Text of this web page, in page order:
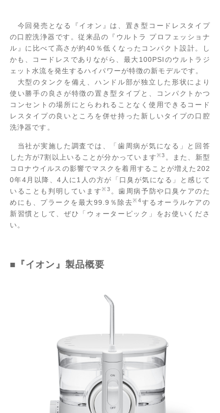
今回発売となる『イオン』は、置き型コードレスタイプ
の口腔洗浄器です。従来品の『ウルトラ プロフェッショナ
ル』に比べて高さが約40％低くなったコンパクト設計。し
かも、コードレスでありながら、最大100PSIのウルトラジ
ェット水流を発生するハイパワーが特徴の新モデルです。
大型のタンクを備え、ハンドル部が独立した形状により
使い勝手の良さが特徴の置き型タイプと、コンパクトかつ
コンセントの場所にとらわれることなく使用できるコード
レスタイプの良いところを併せ持った新しいタイプの口腔
洗浄器です。
当社が実施した調査では、「歯周病が気になる」と回答
した方が7割以上いることが分かっています※3 。また、新型
コロナウイルスの影響でマスクを着用することが増えた202
0年4月以降、4人に1人の方が「口臭が気になる」と感じて
いることも判明しています※3 。歯周病予防や口臭ケアのた
めにも、プラークを最大99.9％除去※4するオーラルケアの
新習慣として、ぜひ「ウォーターピック」をお使いくださ
い。
■『イオン』製品概要